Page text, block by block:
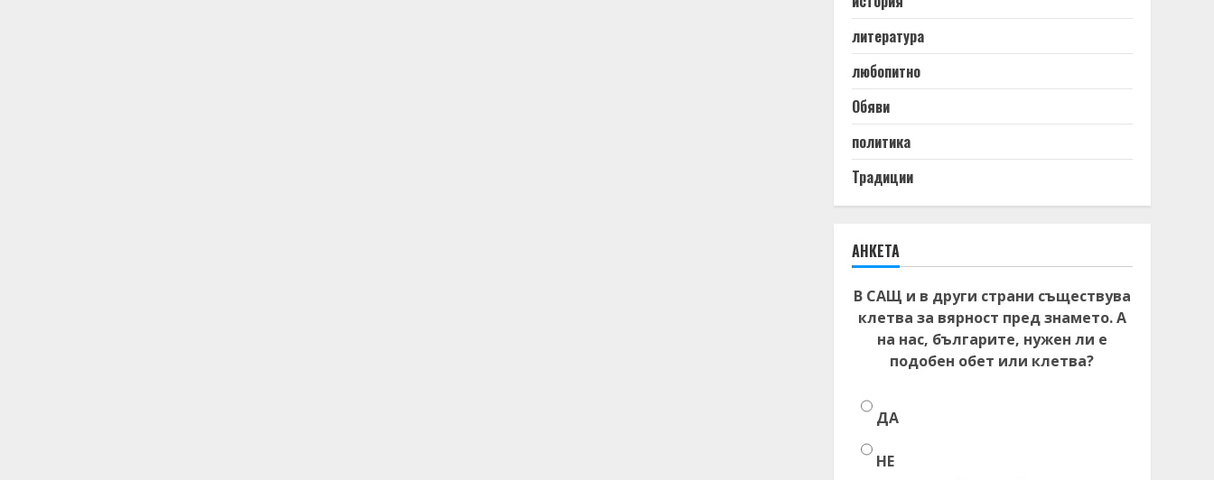
литература
любопитно
Обяви
политика
Традиции
АНКЕТА
В САЩ и в други страни съществува
клетва за вярност пред знамето. А
на нас, българите, нужен ли е
подобен обет или клетва?
ДА
НЕ